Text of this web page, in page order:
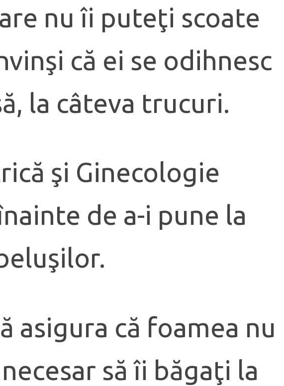
nu îi puteţi scoate
că ei se odihnesc
la câteva trucuri.
şi Ginecologie
de a-i pune la
asigura că foamea nu
să îi băgaţi la